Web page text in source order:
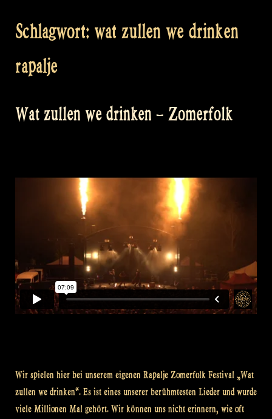
Schlagwort: wat zullen we drinken
rapalje
Wat zullen we drinken – Zomerfolk
Wir spielen hier bei unserem eigenen Rapalje Zomerfolk Festival „Wat
zullen we drinken“. Es ist eines unserer berühmtesten Lieder und wurde
viele Millionen Mal gehört. Wir können uns nicht erinnern, wie oft